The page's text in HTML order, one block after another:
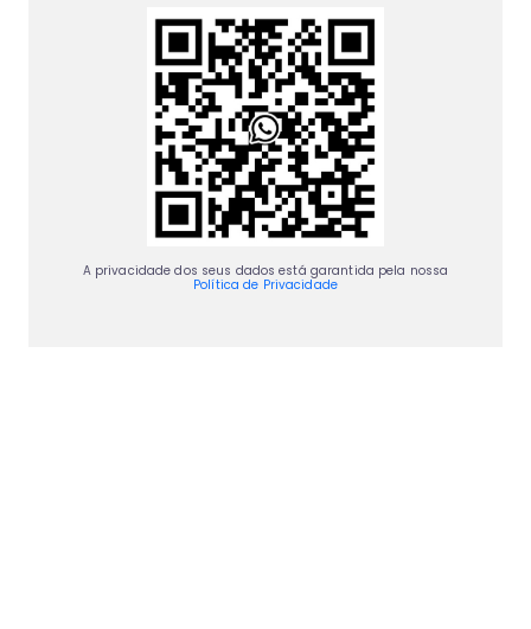
A privacidade dos seus dados está garantida pela nossa
Política de Privacidade